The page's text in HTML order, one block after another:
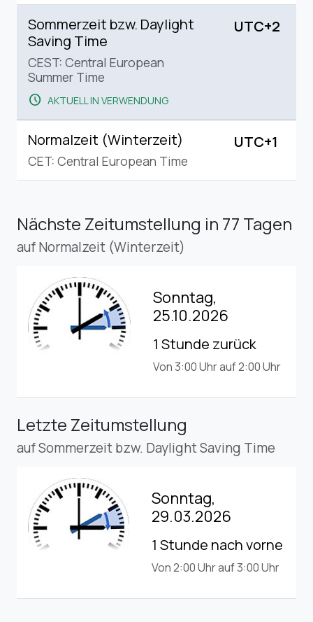
Sommerzeit bzw. Daylight
Saving Time
CEST: Central European
Summer Time
schedule AKTUELL IN VERWENDUNG
UTC+2
Normalzeit (Winterzeit)
CET: Central European Time
UTC+1
Nächste Zeitumstellung in 77 Tagen
auf Normalzeit (Winterzeit)
Sonntag,
25.10.2026
1 Stunde zurück
Von 3:00 Uhr auf 2:00 Uhr
Letzte Zeitumstellung
auf Sommerzeit bzw. Daylight Saving Time
Sonntag,
29.03.2026
1 Stunde nach vorne
Von 2:00 Uhr auf 3:00 Uhr